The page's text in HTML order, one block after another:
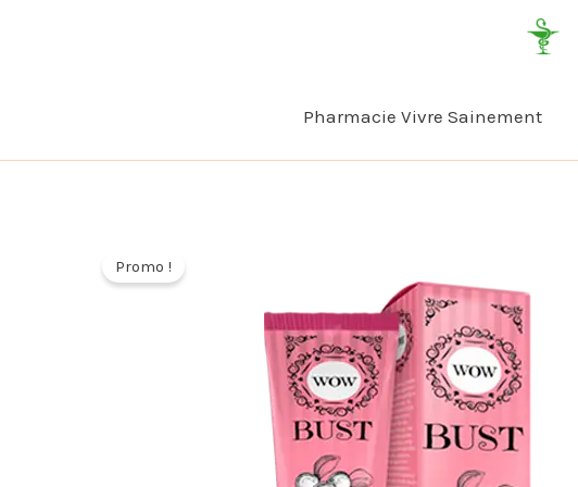
Pharmacie Vivre Sainement
Promo !